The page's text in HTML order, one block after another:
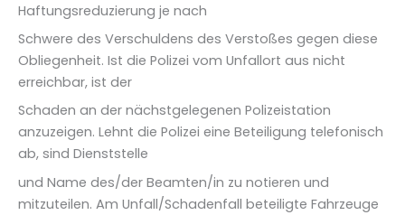
Haftungsreduzierung je nach
Schwere des Verschuldens des Verstoßes gegen diese
Obliegenheit. Ist die Polizei vom Unfallort aus nicht
erreichbar, ist der
Schaden an der nächstgelegenen Polizeistation
anzuzeigen. Lehnt die Polizei eine Beteiligung telefonisch
ab, sind Dienststelle
und Name des/der Beamten/in zu notieren und
mitzuteilen. Am Unfall/Schadenfall beteiligte Fahrzeuge